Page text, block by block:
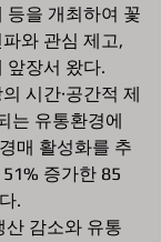
등을 개최하여 꽃
와 관심 제고,
앞장서 왔다.
는 유통환경에
매 활성화를 추
증가한 85
.